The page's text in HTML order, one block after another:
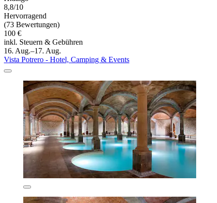
8,8/10
Hervorragend
(73 Bewertungen)
100 €
inkl. Steuern & Gebühren
16. Aug.–17. Aug.
Vista Potrero - Hotel, Camping & Events